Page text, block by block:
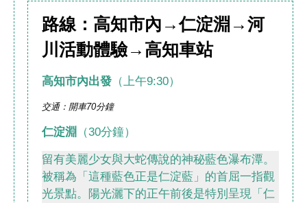
路線：高知市內→仁淀淵→河
川活動體驗→高知車站
高知市內出發 （上午9:30）
交通：開車70分鐘
仁淀淵 （30分鐘）
留有美麗少女與大蛇傳說的神秘藍色瀑布潭。
被稱為「這種藍色正是仁淀藍」的首屈一指觀
光景點。陽光灑下的正午前後是特別呈現「仁